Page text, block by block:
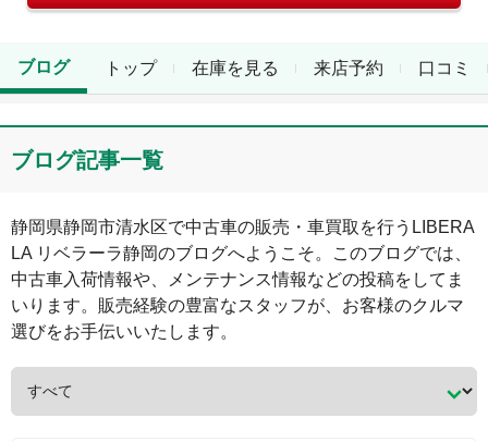
トップ 在庫を見る 来店予約 口コミ
ブログ
ブログ記事一覧
静岡県静岡市清水区で中古車の販売・車買取を行う LIBERA
LA リベラーラ静岡のブログへようこそ。このブログでは、
中古車入荷情報や、メンテナンス情報などの投稿をしてま
いります。販売経験の豊富なスタッフが、お客様のクルマ
選びをお手伝いいたします。